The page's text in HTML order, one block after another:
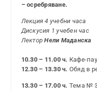
– осребряване.
Лекция 4 учебни часа
Дискусия 1 учебен час
ЛекторНели Маданска
10.30 – 11.00 ч. Кафе-
12.30 – 13.30 ч. Обяд в
13.30 – 17.00 ч. Тема №